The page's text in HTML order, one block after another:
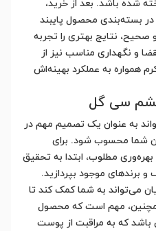
شده باشد. بعد از خرید،
بسته‌بندی محصول پایبند
صحیح، نتایج بهتری را تجربه
و نگهداری مناسب نیز از
همواره به عملکرد بهینه‌اش
سی گل
به عنوان یک تصمیم مهم در
شما محسوب شود. برای
مطلوب، ابتدا به تحقیق
برندهای موجود بپردازید.
می‌تواند به شما کمک کند تا
مهم است که محصول
باشد که به مراقبت از پوست